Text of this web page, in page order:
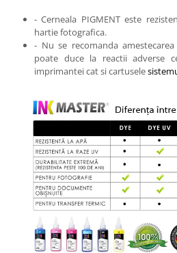
- Cerneala PIGMENT este
hartie fotografica.
- Nu se recomanda
poate duce la reactii adverse
imprimantei cat si cartusele